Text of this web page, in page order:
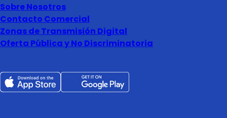
Sobre Nosotros
Contacto Comercial
Zonas de Transmisión Digital
Oferta Pública y No Discriminatoria